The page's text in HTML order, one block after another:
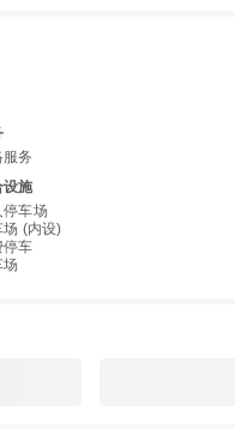
服务
设施
停车场
场 (内设)
停车
场